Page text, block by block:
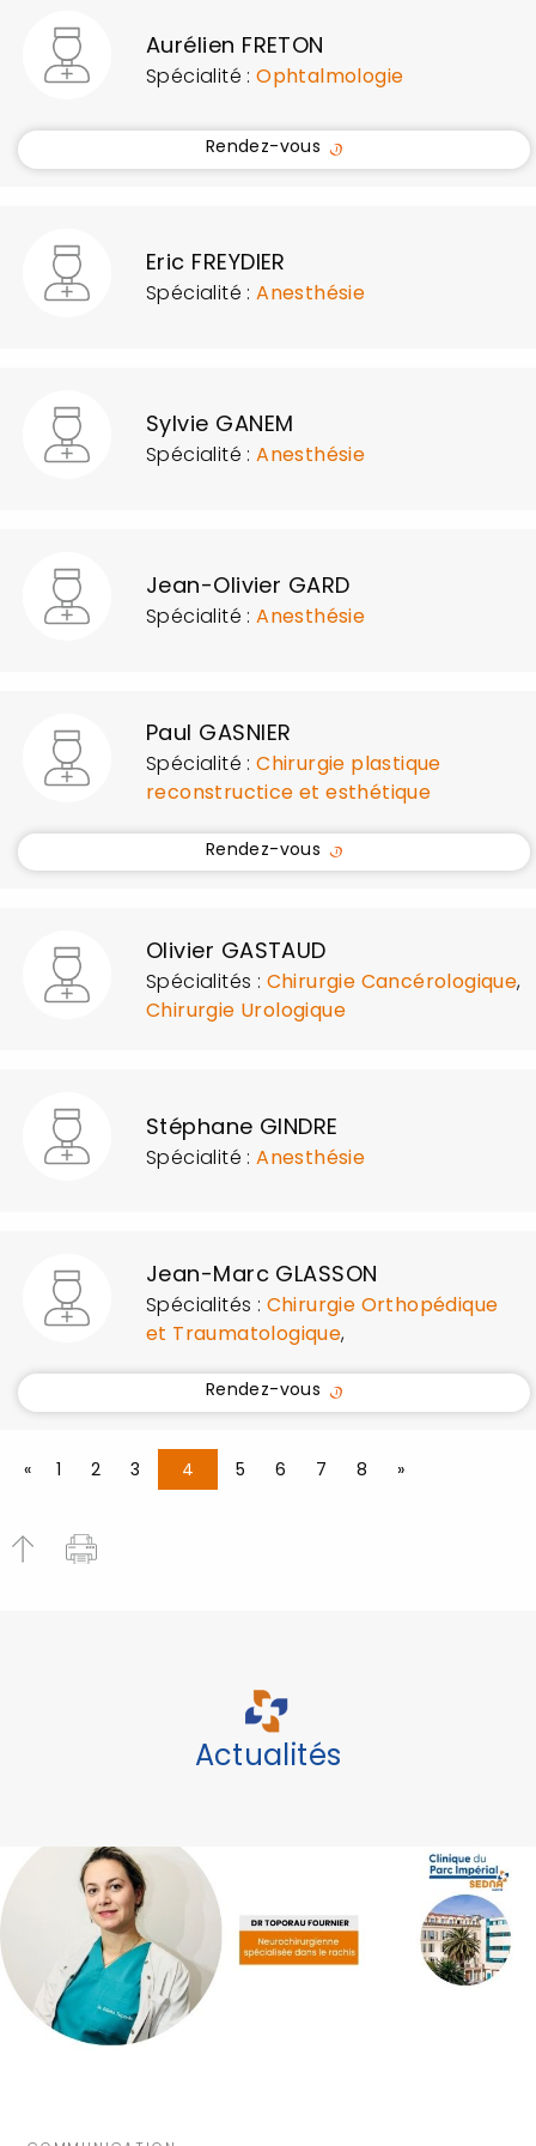
Aurélien FRETON
Spécialité :Ophtalmologie
Rendez-vous
Eric FREYDIER
Spécialité :Anesthésie
Sylvie GANEM
Spécialité :Anesthésie
Jean-Olivier GARD
Spécialité :Anesthésie
Paul GASNIER
Spécialité :Chirurgie plastique
reconstructice et esthétique
Rendez-vous
Olivier GASTAUD
Spécialités : Chirurgie Cancérologique,
Chirurgie Urologique
Stéphane GINDRE
Spécialité :Anesthésie
Jean-Marc GLASSON
Spécialités : Chirurgie Orthopédique
et Traumatologique,
Rendez-vous
« 1 2 3 4 5 6 7 8 »
Actualités